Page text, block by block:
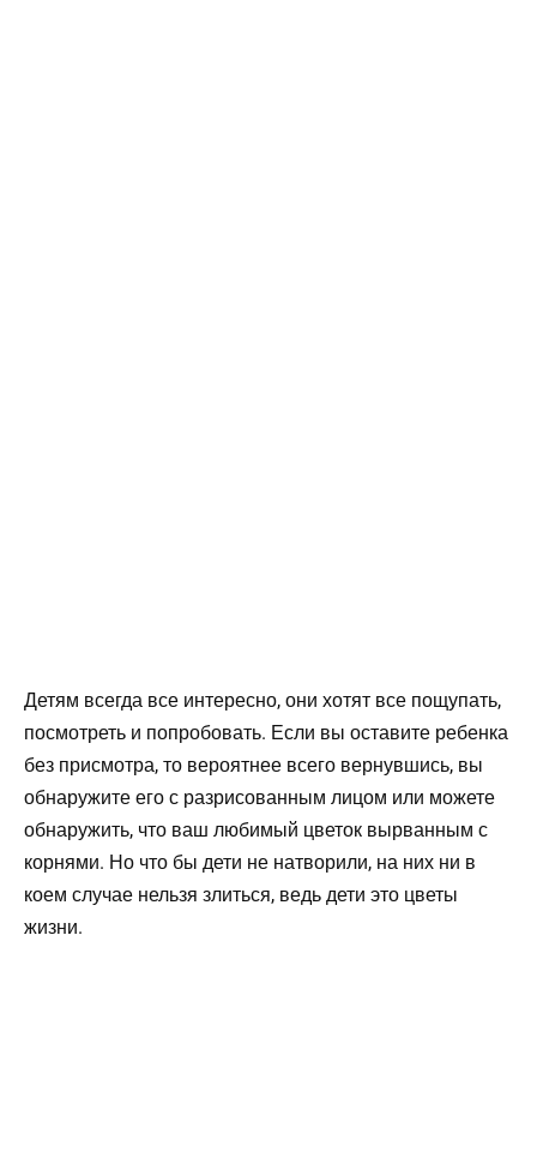
Детям всегда все интересно, они хотят все пощупать,
посмотреть и попробовать. Если вы оставите ребенка
без присмотра, то вероятнее всего вернувшись, вы
обнаружите его с разрисованным лицом или можете
обнаружить, что ваш любимый цветок вырванным с
корнями. Но что бы дети не натворили, на них ни в
коем случае нельзя злиться, ведь дети это цветы
жизни.